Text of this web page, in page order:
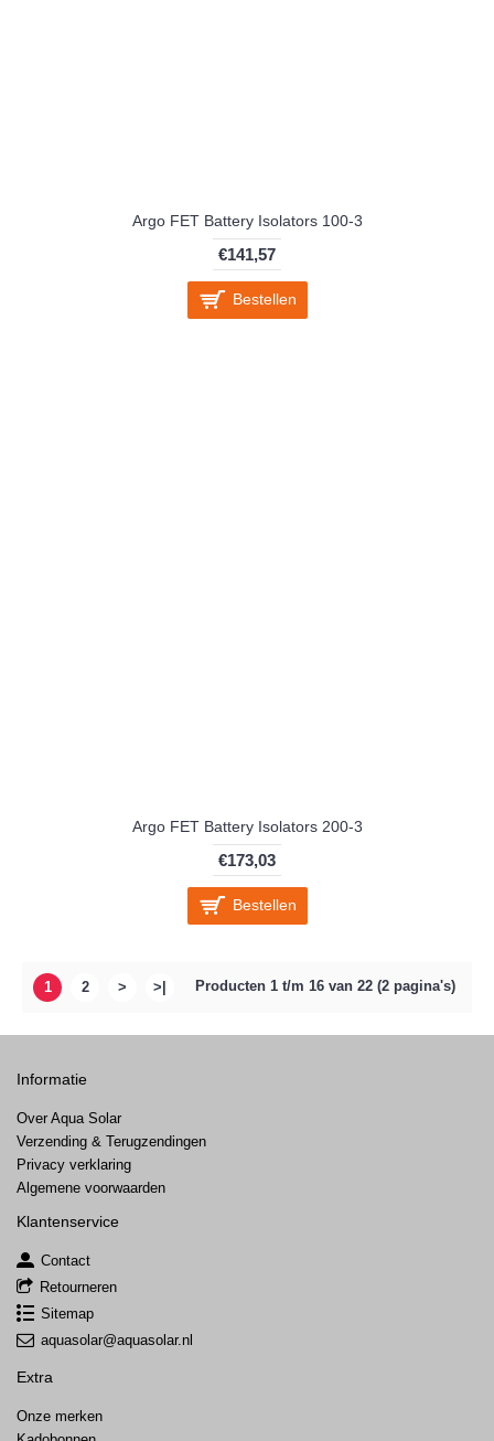
Argo FET Battery Isolators 100-3
€141,57
Bestellen
Argo FET Battery Isolators 200-3
€173,03
Bestellen
1 2 > >| Producten 1 t/m 16 van 22 (2 pagina's)
Informatie
Over Aqua Solar
Verzending & Terugzendingen
Privacy verklaring
Algemene voorwaarden
Klantenservice
Contact
Retourneren
Sitemap
aquasolar@aquasolar.nl
Extra
Onze merken